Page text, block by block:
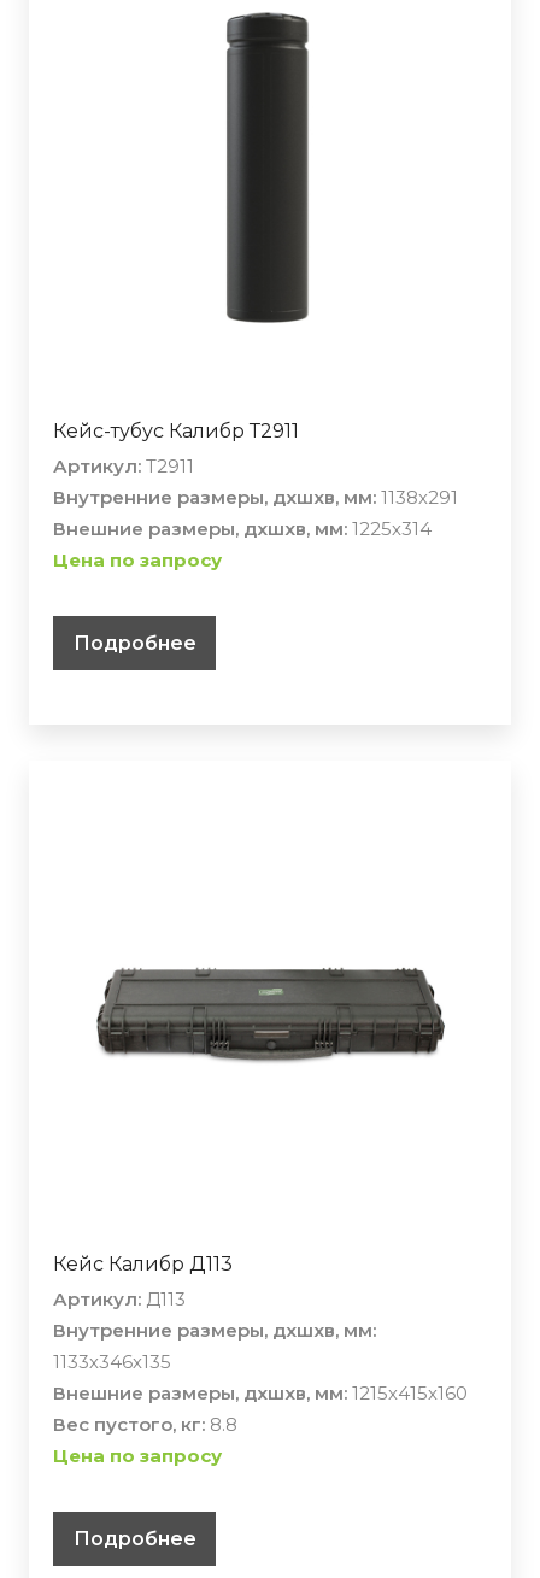
Кейс-тубус Калибр Т2911
Артикул: T2911
Внутренние размеры, дхшхв, мм: 1138х291
Внешние размеры, дхшхв, мм: 1225х314
Цена по запросу
Подробнее
Кейс Калибр Д113
Артикул: Д113
Внутренние размеры, дхшхв, мм:
1133х346х135
Внешние размеры, дхшхв, мм: 1215х415х160
Вес пустого, кг: 8.8
Цена по запросу
Подробнее